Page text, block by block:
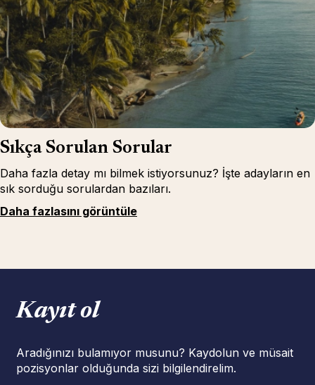
Sıkça Sorulan Sorular
Daha fazla detay mı bilmek istiyorsunuz? İşte adayların en
sık sorduğu sorulardan bazıları.
Daha fazlasını görüntüle
Kayıt ol
Aradığınızı bulamıyor musunu? Kaydolun ve müsait
pozisyonlar olduğunda sizi bilgilendirelim.